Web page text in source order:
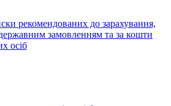
рекомендованих до зарахування,
замовленням та за кошти
осіб